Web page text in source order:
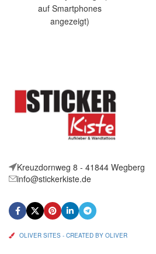
auf Smartphones
angezeigt)
Kreuzdornweg 8 - 41844 Wegberg
info@stickerkiste.de
OLIVER SITES - CREATED BY OLIVER